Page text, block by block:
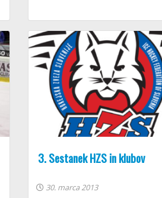
3. Sestanek HZS in klubov
30. marca 2013